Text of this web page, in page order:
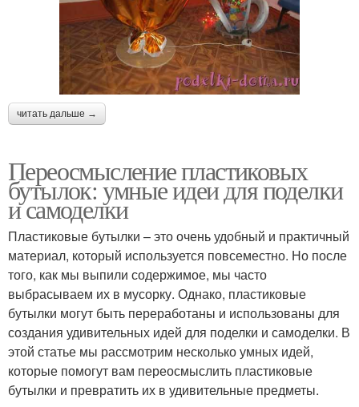
читать дальше →
Переосмысление пластиковых
бутылок: умные идеи для поделки
и самоделки
Пластиковые бутылки – это очень удобный и практичный
материал, который используется повсеместно. Но после
того, как мы выпили содержимое, мы часто
выбрасываем их в мусорку. Однако, пластиковые
бутылки могут быть переработаны и использованы для
создания удивительных идей для поделки и самоделки. В
этой статье мы рассмотрим несколько умных идей,
которые помогут вам переосмыслить пластиковые
бутылки и превратить их в удивительные предметы.